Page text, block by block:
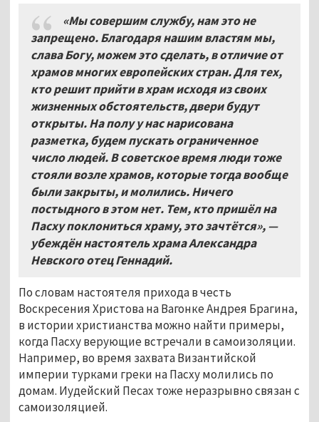
«Мы совершим службу, нам это не
запрещено. Благодаря нашим властям мы,
слава Богу, можем это сделать, в отличие от
храмов многих европейских стран. Для тех,
кто решит прийти в храм исходя из своих
жизненных обстоятельств, двери будут
открыты. На полу у нас нарисована
разметка, будем пускать ограниченное
число людей. В советское время люди тоже
стояли возле храмов, которые тогда вообще
были закрыты, и молились. Ничего
постыдного в этом нет. Тем, кто пришёл на
Пасху поклониться храму, это зачтётся», —
убеждён настоятель храма Александра
Невского отец Геннадий.
По словам настоятеля прихода в честь
Воскресения Христова на Вагонке Андрея Брагина,
в истории христианства можно найти примеры,
когда Пасху верующие встречали в самоизоляции.
Например, во время захвата Византийской
империи турками греки на Пасху молились по
домам. Иудейский Песах тоже неразрывно связан с
самоизоляцией.